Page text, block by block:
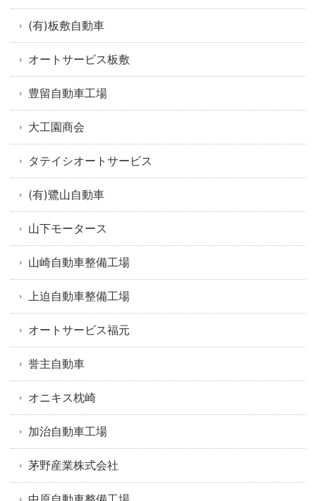
(有)板敷自動車
オートサービス板敷
豊留自動車工場
大工園商会
タテイシオートサービス
(有)鷺山自動車
山下モータース
山崎自動車整備工場
上迫自動車整備工場
オートサービス福元
誉主自動車
オニキス枕崎
加治自動車工場
茅野産業株式会社